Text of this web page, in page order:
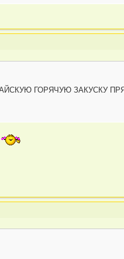
ГОРЯЧУЮ ЗАКУСКУ